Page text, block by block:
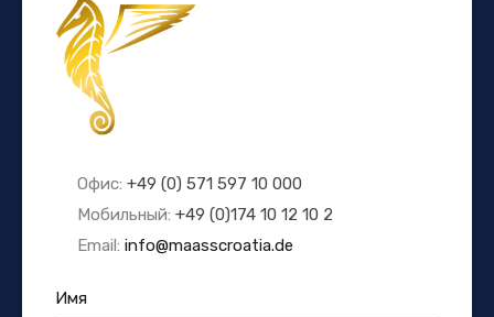
Офис: +49 (0) 571 597 10 000
Мобильный: +49 (0)174 10 12 10 2
Email: info@maasscroatia.de
Имя